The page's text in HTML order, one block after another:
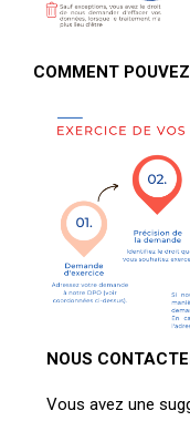
COMMENT
NOUS
Vous avez une